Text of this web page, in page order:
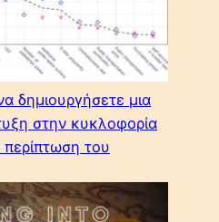
δημιουργήσετε μια
στην κυκλοφορία
του